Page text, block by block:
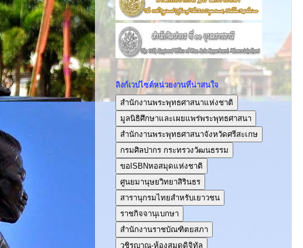
ลิงก์เวปไซต์หน่วยงานที่น่าสนใจ
สำนักงานพระพุทธศาสนาแห่งชาติ
มูลนิธิศึกษาและเผยแพร่พระพุทธศาสนา
สำนักงานพระพุทธศาสนาจังหวัดศรีสะเกษ
กรมศิลปากร กระทรวงวัฒนธรรม
ขอISBNหอสมุดแห่งชาติ
ศูนยมานุษยวิทยาสิรินธร
สารานุกรมไทยสำหรับเยาวชน
ราชกิจจานุเบกษา
สำนักงานราชบัณฑิตยสภา
วชิรญาณ-ห้องสมุดดิจิทัล